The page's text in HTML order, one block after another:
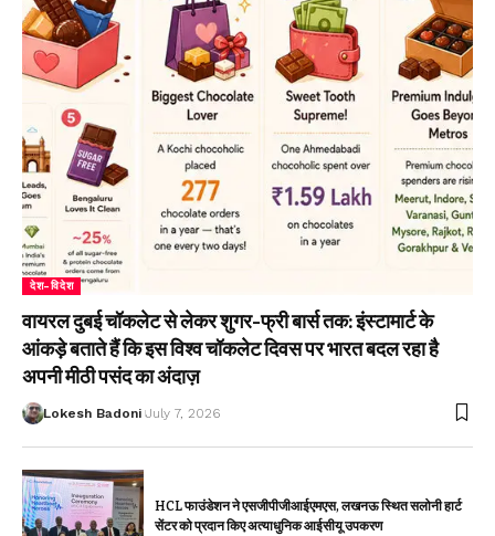
देश-विदेश
वायरल दुबई चॉकलेट से लेकर शुगर-फ्री बार्स तक: इंस्टामार्ट के
आंकड़े बताते हैं कि इस विश्व चॉकलेट दिवस पर भारत बदल रहा है
अपनी मीठी पसंद का अंदाज़
Lokesh Badoni July 7, 2026
HCL फाउंडेशन ने एसजीपीजीआईएमएस, लखनऊ स्थित सलोनी हार्ट
सेंटर को प्रदान किए अत्याधुनिक आईसीयू उपकरण